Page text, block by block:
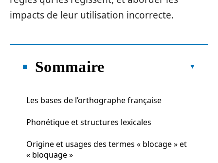
impacts de leur utilisation incorrecte.
Sommaire
Les bases de l’orthographe française
Phonétique et structures lexicales
Origine et usages des termes « blocage » et
« bloquage »